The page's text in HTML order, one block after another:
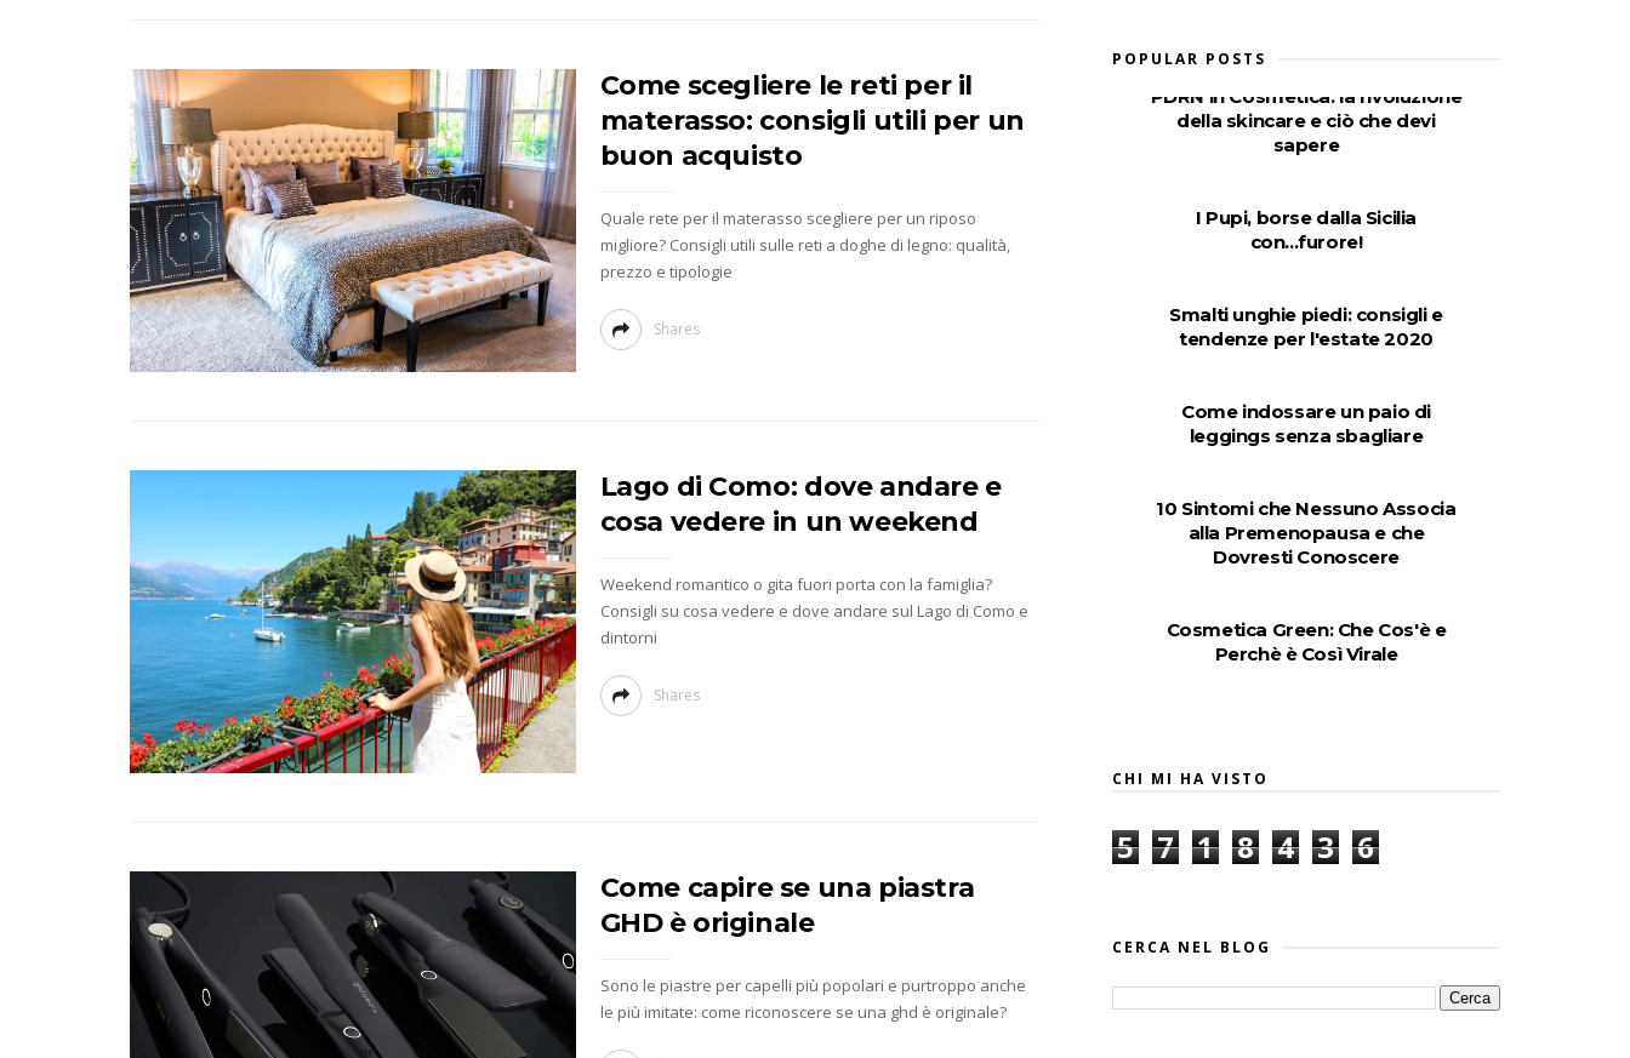
Come scegliere le reti per il
materasso: consigli utili per un
buon acquisto
Quale rete per il materasso scegliere per un riposo
migliore? Consigli utili sulle reti a doghe di legno: qualità,
prezzo e tipologie
Shares
Lago di Como: dove andare e
cosa vedere in un weekend
Weekend romantico o gita fuori porta con la famiglia?
Consigli su cosa vedere e dove andare sul Lago di Como e
dintorni
Shares
Come capire se una piastra
GHD è originale
Sono le piastre per capelli più popolari e purtroppo anche
le più imitate: come riconoscere se una ghd è originale?
POPULAR POSTS
PDRN in Cosmetica: la rivoluzione
della skincare e ciò che devi
sapere
I Pupi, borse dalla Sicilia
con...furore!
Smalti unghie piedi: consigli e
tendenze per l'estate 2020
Come indossare un paio di
leggings senza sbagliare
10 Sintomi che Nessuno Associa
alla Premenopausa e che
Dovresti Conoscere
Cosmetica Green: Che Cos'è e
Perchè è Così Virale
CHI MI HA VISTO
5 7 1 8 4 3 6
CERCA NEL BLOG